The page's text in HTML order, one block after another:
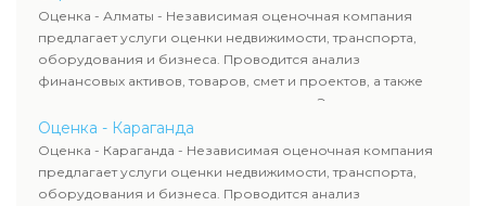
рассчитывают ущерб. Все отчеты соответствуют
требованиям законодательства и используются для
сделок, кредитования и судебных процессов.
Оценка - Алматы - Независимая оценочная компания
предлагает услуги оценки недвижимости, транспорта,
оборудования и бизнеса. Проводится анализ
финансовых активов, товаров, смет и проектов, а также
оценка животных и недропользования. Эксперты
определяют рыночную стоимость имущества и
рассчитывают ущерб. Все отчеты соответствуют
требованиям законодательства и используются для
сделок, кредитования и судебных процессов.
Оценка - Караганда
Оценка - Караганда - Независимая оценочная компания
предлагает услуги оценки недвижимости, транспорта,
оборудования и бизнеса. Проводится анализ